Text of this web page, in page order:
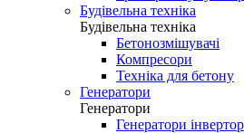
Будівельна техніка
Будівельна техніка
Бетонозмішувачі
Компресори
Техніка для бетону
Генератори
Генератори
Генератори